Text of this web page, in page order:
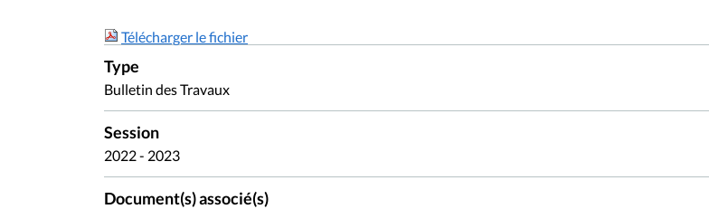
Télécharger le fichier
Type
Bulletin des Travaux
Session
2022 - 2023
Document(s) associé(s)